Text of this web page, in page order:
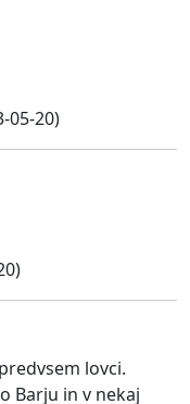
05-20)
lovci.
Barju in v nekaj